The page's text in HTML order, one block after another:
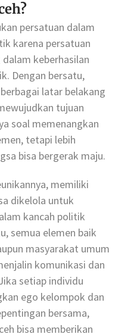
persatuan dalam
karena persatuan
keberhasilan
Dengan bersatu,
latar belakang
tujuan
soal memenangkan
tetapi lebih
bisa bergerak maju.
memiliki
dikelola untuk
kancah politik
semua elemen baik
masyarakat umum
komunikasi dan
setiap individu
ego kelompok dan
bersama,
bisa memberikan